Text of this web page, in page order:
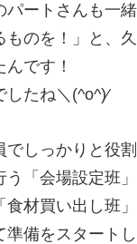
パートさんも⼀
ものを！」と、
です！
たね＼(^o^)∕
でしっかりと役
う「会場設定班
⾷材買い出し班
備をスタートし